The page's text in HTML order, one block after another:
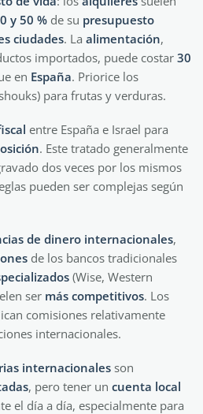
y 50 % de su presupuesto
ciudades. La alimentación,
importados, puede costar 30
en España. Priorice los
para frutas y verduras.
entre España e Israel para
. Este tratado generalmente
dos veces por los mismos
pueden ser complejas según
de dinero internacionales,
de los bancos tradicionales
(Wise, Western
ser más competitivos. Los
comisiones relativamente
internacionales.
internacionales son
, pero tener un cuenta local
el día a día, especialmente para